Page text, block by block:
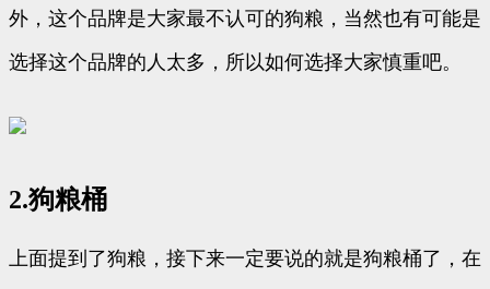
外，这个品牌是大家最不认可的狗粮，当然也有可能是
选择这个品牌的人太多，所以如何选择大家慎重吧。
2.狗粮桶
上面提到了狗粮，接下来一定要说的就是狗粮桶了，在